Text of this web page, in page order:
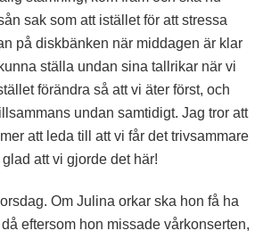
sak som att istället för att stressa
på diskbänken när middagen är klar
ställa undan sina tallrikar när vi
förändra så att vi äter först, och
undan samtidigt. Jag tror att
att leda till att vi får det trivsammare
att vi gjorde det här!
Om Julina orkar ska hon få ha
eftersom hon missade vårkonserten,